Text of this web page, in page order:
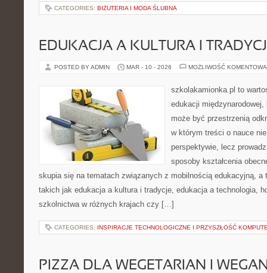
CATEGORIES: BIŻUTERIA I MODA ŚLUBNA
EDUKACJA A KULTURA I
POSTED BY ADMIN MAR - 10 - 2026 MOŻLIWOŚĆ
szkolakamionka.pl to
edukacji
może być przestrzenią
w którym treści o nauce
perspektywie, lecz
sposoby kształcenia
skupia się na tematach związanych z mobilnością edukacyjną, a
takich jak edukacja a kultura i tradycje, edukacja a technologia,
szkolnictwa w różnych krajach czy […]
CATEGORIES: INSPIRACJE TECHNOLOGICZNE I PRZYSZŁOŚĆ
PIZZA DLA WEGETARIAN I